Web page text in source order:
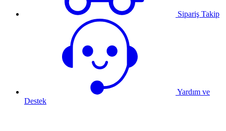
Sipariş Takip
Yardım ve
Destek